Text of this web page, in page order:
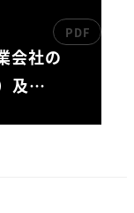
会社の
及…